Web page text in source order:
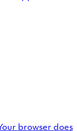
browser does